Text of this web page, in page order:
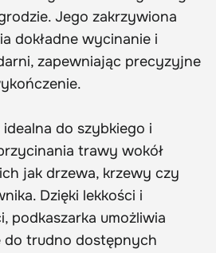
Jego zakrzywiona
dokładne wycinanie i
zapewniając precyzyjne
idealna do szybkiego i
trawy wokół
jak drzewa, krzewy czy
Dzięki lekkości i
podkaszarka umożliwia
do trudno dostępnych